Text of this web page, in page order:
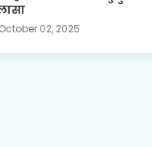
October 02, 2025